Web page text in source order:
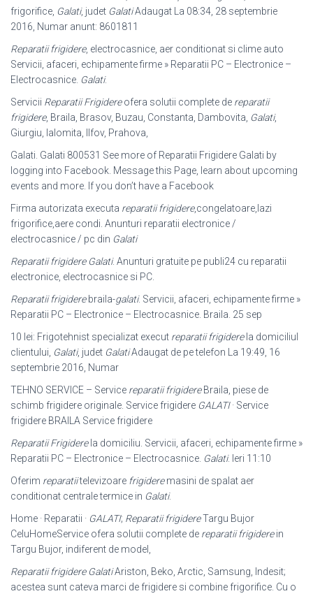
frigorifice, Galati, judet GalatiAdaugat La 08:34, 28 septembrie
2016, Numar anunt: 8601811
Reparatii frigidere, electrocasnice, aer conditionat si clime auto
Servicii, afaceri , echipamente firme » Reparatii PC – Electronice –
Electrocasnice. Galati.
Servicii Reparatii Frigidereofera solutii complete de reparatii
frigidere, Braila, Brasov, Buzau, Constanta, Dambovita, Galati,
Giurgiu, Ialomita, Ilfov, Prahova,
Galati. Galati 800531 See more of Reparatii Frigidere Galati by
logging into Facebook. Message this Page, learn about upcoming
events and more. If you don’t have a Facebook
Firma autorizata executa reparatii frigidere,congelatoare,lazi
frigorifice,aere condi. Anunturi reparatii electronice /
electrocasnice / pc din Galati
Reparatii frigidere Galati. Anunturi gratuite pe publi24 cu reparatii
electronice, electrocasnice si PC.
Reparatii frigiderebraila-galati. Servicii, afaceri, echipamente firme »
Reparatii PC – Electronice – Electrocasnice. Braila. 25 sep
10 lei: Frigotehnist specializat execut reparatii frigiderela domiciliul
clientului, Galati, judet GalatiAdaugat de pe telefon La 19:49, 16
septembrie 2016, Numar
TEHNO SERVICE – Service reparatii frigidereBraila, piese de
schimb frigidere originale. Service frigidere GALATI· Service
frigidere BRAILA Service frigidere
Reparatii Frigiderela domiciliu. Servicii, afaceri, echipamente firme »
Reparatii PC – Electronice – Electrocasnice. Galati. Ieri 11:10
Oferim reparatiitelevizoare frigideremasini de spalat aer
conditionat centrale termice in Galati.
Home · Reparatii · GALATI; Reparatii frigidereTargu Bujor
CeluHomeService ofera solutii complete de reparatii frigiderein
Targu Bujor, indiferent de model,
Reparatii frigidere GalatiAriston, Beko, Arctic, Samsung, Indesit;
acestea sunt cateva marci de frigidere si combine frigorifice. Cu o